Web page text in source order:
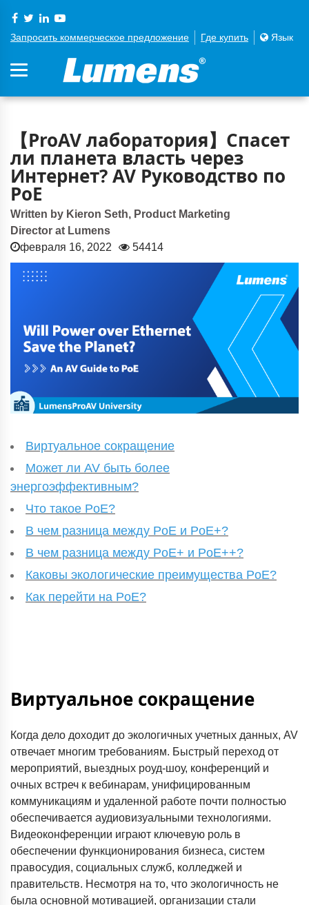
Запросить коммерческое предложение Где купить Язык
【ProAV лаборатория】Спасет
ли планета власть через
Интернет? AV Руководство по
PoE
Written by Kieron Seth, Product Marketing
Director at Lumens
февраля 16, 2022
54414
Виртуальное сокращение
Может ли AV быть более
энергоэффективным?
Что такое PoE?
В чем разница между PoE и PoE+?
В чем разница между PoE+ и PoE++?
Каковы экологические преимущества PoE?
Как перейти на PoE?
Виртуальное сокращение
Когда дело доходит до экологичных учетных данных, AV
отвечает многим требованиям. Быстрый переход от
мероприятий, выездных роуд-шоу, конференций и
очных встреч к вебинарам, унифицированным
коммуникациям и удаленной работе почти полностью
обеспечивается аудиовизуальными технологиями.
Видеоконференции играют ключевую роль в
обеспечении функционирования бизнеса, систем
правосудия, социальных служб, колледжей и
правительств. Несмотря на то, что экологичность не
была основной мотивацией, организации стали